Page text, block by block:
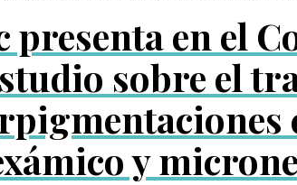
presenta en el
sobre el
y